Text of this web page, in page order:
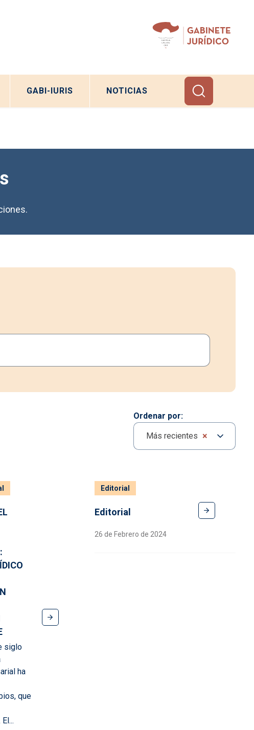
GABI-IURIS NOTICIAS
Ordenar por
×
Más recientes
siglo
ha
que
Editorial
Editorial
26 de Febrero de 2024